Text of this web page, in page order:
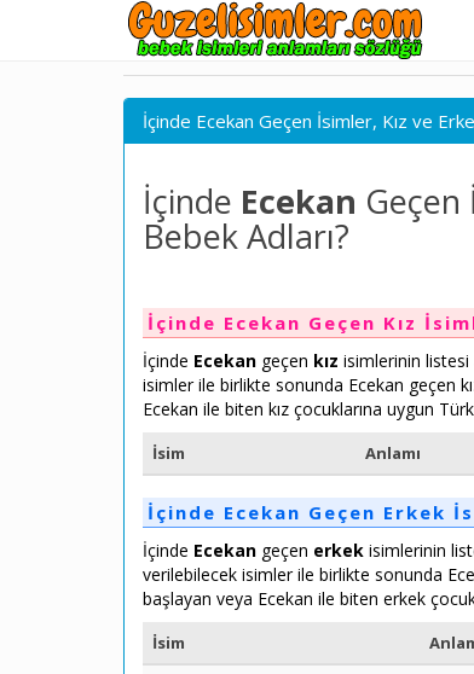
İçinde Ecekan Geçen İsimler, Kız ve
İçinde Ecekan Geçen
Bebek Adları?
İçinde Ecekan Geçen Kız
İçinde Ecekan geçen kız isimlerinin listesi
isimler ile birlikte sonunda Ecekan geçen
Ecekan ile biten kız çocuklarına uygun
İsim Anlamı
İçinde Ecekan Geçen Erkek
İçinde Ecekan geçen erkek isimlerinin
verilebilecek isimler ile birlikte sonunda
başlayan veya Ecekan ile biten erkek
İsim